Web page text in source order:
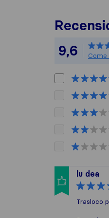
9,6
lu dea
Trasloco